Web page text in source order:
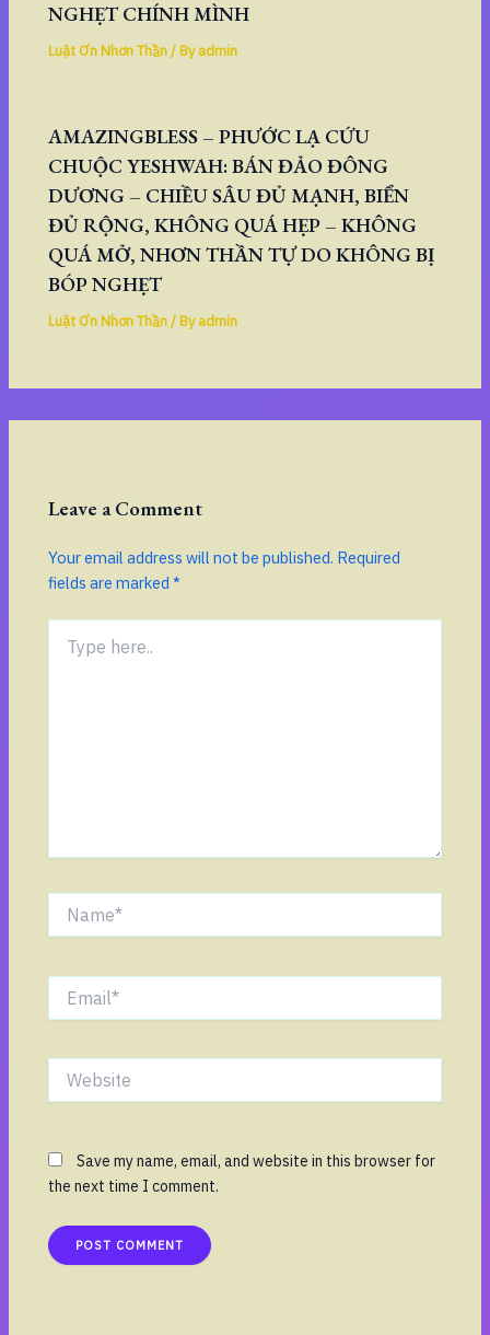
NGHẸT CHÍNH MÌNH
Luật Ơn Nhơn Thần/ Byadmin
AMAZINGBLESS – PHƯỚC LẠ CỨU
CHUỘC YESHWAH: BÁN ĐẢO ĐÔNG
DƯƠNG – CHIỀU SÂU ĐỦ MẠNH, BIỂN
ĐỦ RỘNG, KHÔNG QUÁ HẸP – KHÔNG
QUÁ MỞ, NHƠN THẦN TỰ DO KHÔNG BỊ
BÓP NGHẸT
Luật Ơn Nhơn Thần/ Byadmin
Leave a Comment
Your email address will not be published. Required
fields are marked*
here..
Website
Save my name, email, and website in this browser for
the next time I comment.